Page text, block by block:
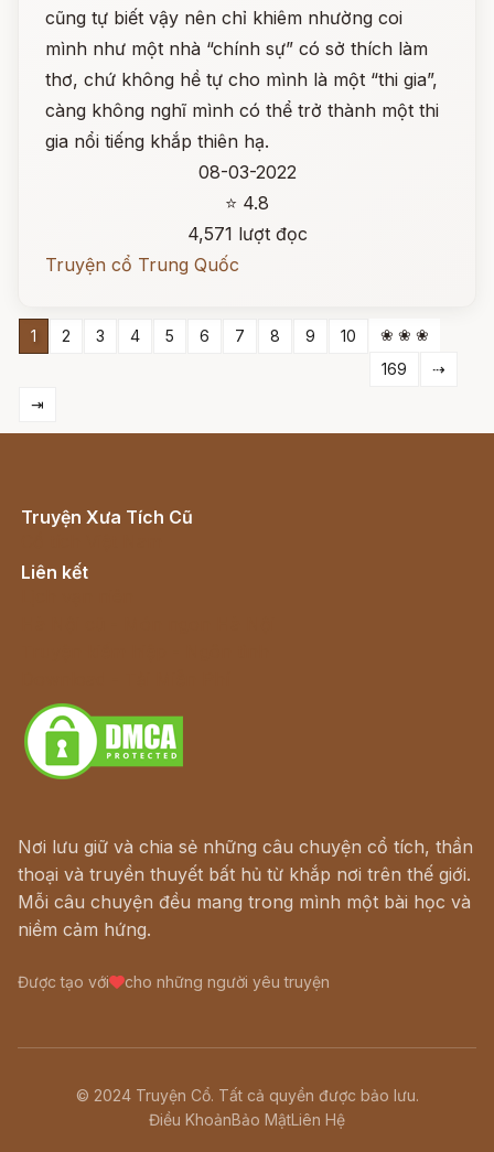
cũng tự biết vậy nên chỉ khiêm nhường coi
mình như một nhà “chính sự” có sở thích làm
thơ, chứ không hề tự cho mình là một “thi gia”,
càng không nghĩ mình có thể trở thành một thi
gia nổi tiếng khắp thiên hạ.
08-03-2022
⭐ 4.8
4,571 lượt đọc
Truyện cổ Trung Quốc
1 2 3 4 5 6 7 8 9 10
❀ ❀ ❀
169
⇢
⇥
Truyện Xưa Tích Cũ
Liên kết
Nơi lưu giữ và chia sẻ những câu chuyện cổ tích, thần
thoại và truyền thuyết bất hủ từ khắp nơi trên thế giới.
Mỗi câu chuyện đều mang trong mình một bài học và
niềm cảm hứng.
Được tạo với cho những người yêu truyện
© 2024 Truyện Cổ. Tất cả quyền được bảo lưu.
Điều KhoảnBảo MậtLiên Hệ